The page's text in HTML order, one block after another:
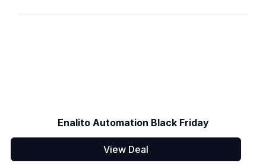
Enalito Automation Black Friday
View Deal